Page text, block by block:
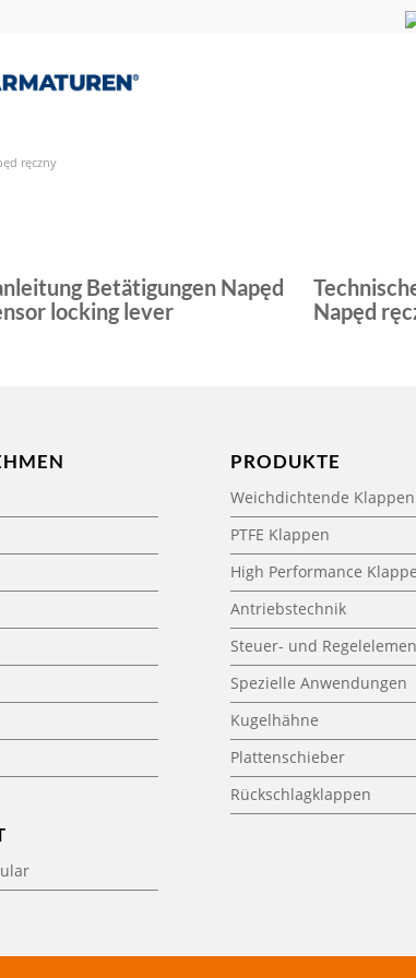
ręczny
Betätigungen Napęd
locking lever
Napęd
PRODUKTE
Weichdichtende Klappen
PTFE Klappen
High Performance
Antriebstechnik
Steuer- und
Spezielle Anwendungen
Kugelhähne
Plattenschieber
Rückschlagklappen